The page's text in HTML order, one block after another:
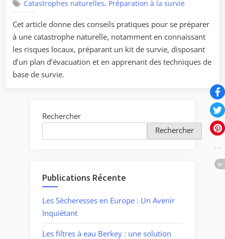
de
survie
en
cas
catastrophe
Catastrophes naturelles, Préparation à la survie
Cet article donne des conseils pratiques pour se préparer
à une catastrophe naturelle, notamment en connaissant
les risques locaux, préparant un kit de survie, disposant
d’un plan d’évacuation et en apprenant des techniques de
base de survie.
Rechercher
Rechercher
Publications Récente
Les Sècheresses en Europe : Un Avenir
Inquiétant
Les filtres à eau Berkey : une solution